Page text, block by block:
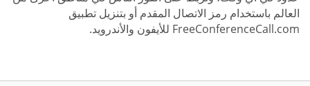
العالم باستخدام رمز الاتصال المقدم أو بتنزيل تطبيق
FreeConferenceCall.com للأيفون والأندرويد.